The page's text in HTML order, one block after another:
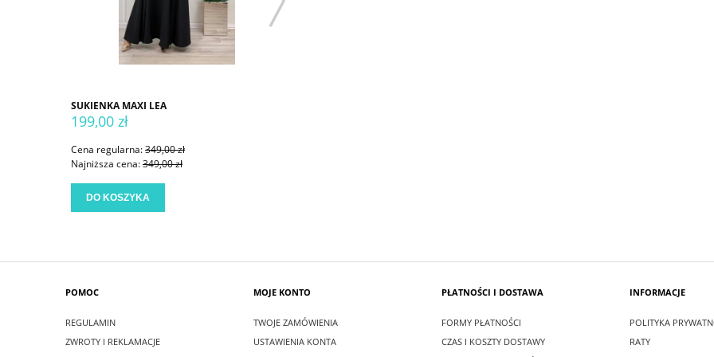
SUKIENKA MAXI LEA
199,00 zł
Cena regularna:349,00 zł
Najniższa cena:349,00 zł
DO KOSZYKA
POMOC
REGULAMIN
ZWROTY I REKLAMACJE
MOJE KONTO
TWOJE ZAMÓWIENIA
USTAWIENIA KONTA
PŁATNOŚCI I DOSTAWA
FORMY PŁATNOŚCI
CZAS I KOSZTY DOSTAWY
INFORMACJE
POLITYKA
RATY